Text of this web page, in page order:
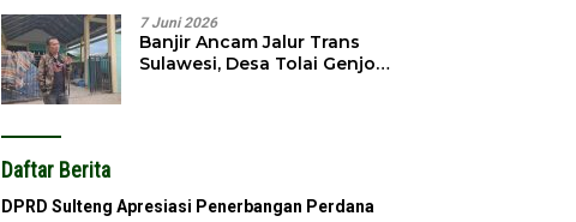
7 Juni 2026
Banjir Ancam Jalur Trans
Sulawesi, Desa Tolai Genjot
Daftar Berita
DPRD Sulteng Apresiasi Penerbangan Perdana